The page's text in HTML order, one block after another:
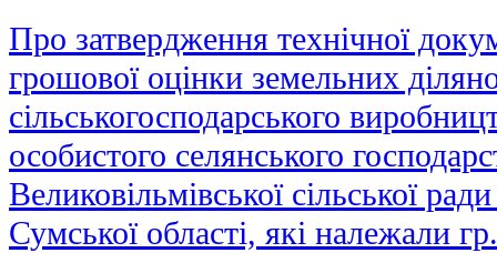
Про затвердження технічної
грошової оцінки земельних
сільськогосподарського
особистого селянського
Великовільмівської сільської
Сумської області, які належали